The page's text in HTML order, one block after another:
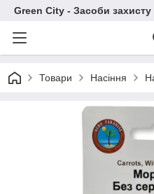
Green City - Засоби
Товари Насіння